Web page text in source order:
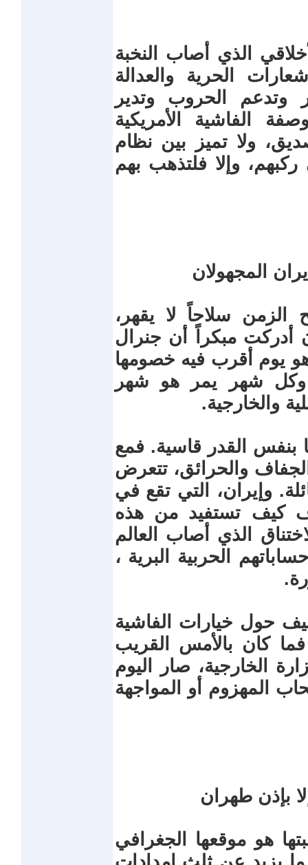
الذي أصاب النخبة
الحرية والعدالة
وتدعم الحروب وتدير
الفاشية الأمريكية
ولا تميز بين نظام
وإلا فلتذهب بهم
المجهولان
سلاحاً لا يقهر،
أدركت مبكراً أن جنرال
يوم أقرب فيه خصومها
وكل شهر يمر هو شهر
والخارجية.
بنفس القدر قاسية. فمع
والحرائق، تتعرض
وإيران، التي تقع في
كيف تستفيد من هذه
الذي أصاب العالم
الحربية البرية ،
حول خيارات الفاشية
فما كان بالأمس القريب
الخارجية، صار اليوم
المهزوم أو المواجهة
بإذن طهران
هو موقعها الجغرافي